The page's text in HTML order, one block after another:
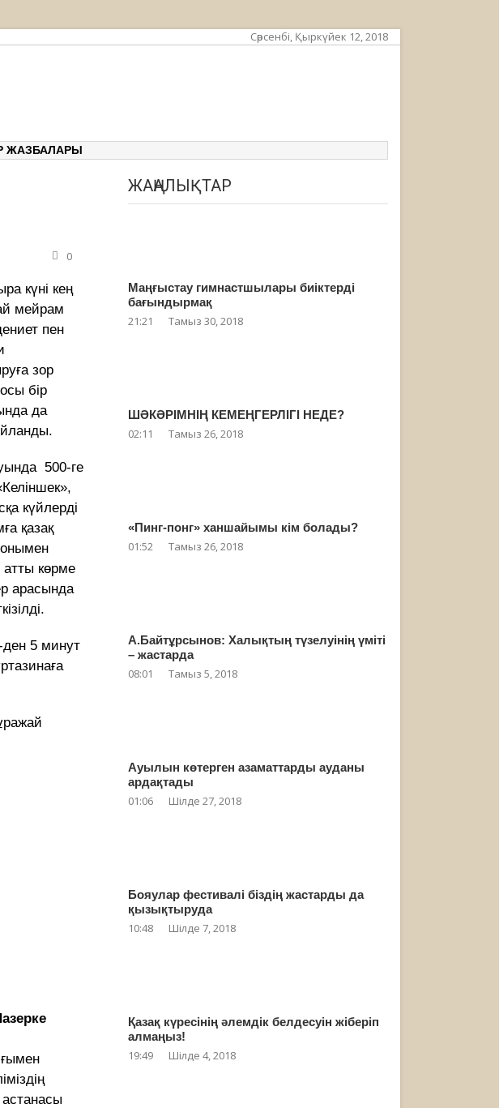
Сәрсенбі, Қыркүйек 12, 2018
ЖАЗБАЛАРЫ
0
күні кең
мейрам
пен
зор
бір
да
500-ге
күйлерді
қазақ
атты көрме
арасында
ден 5 минут
ЖАҢАЛЫҚТАР
Маңғыстау гимнастшылары биіктерді
бағындырмақ
21:21 Тамыз 30, 2018
ШӘКӘРІМНІҢ КЕМЕҢГЕРЛІГІ НЕДЕ?
02:11 Тамыз 26, 2018
«Пинг-понг» ханшайымы кім болады?
01:52 Тамыз 26, 2018
А.Байтұрсынов: Халықтың түзелуінің үміті
– жастарда
08:01 Тамыз 5, 2018
Ауылын көтерген азаматтарды ауданы
ардақтады
01:06 Шілде 27, 2018
Бояулар фестивалі біздің жастарды да
қызықтыруда
10:48 Шілде 7, 2018
Қазақ күресінің әлемдік белдесуін жіберіп
алмаңыз!
19:49 Шілде 4, 2018